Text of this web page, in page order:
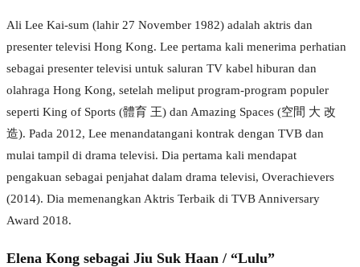
Ali Lee Kai-sum (lahir 27 November 1982) adalah aktris dan
presenter televisi Hong Kong. Lee pertama kali menerima perhatian
sebagai presenter televisi untuk saluran TV kabel hiburan dan
olahraga Hong Kong, setelah meliput program-program populer
seperti King of Sports (體育 王) dan Amazing Spaces (空間 大 改
造). Pada 2012, Lee menandatangani kontrak dengan TVB dan
mulai tampil di drama televisi. Dia pertama kali mendapat
pengakuan sebagai penjahat dalam drama televisi, Overachievers
(2014). Dia memenangkan Aktris Terbaik di TVB Anniversary
Award 2018.
Elena Kong sebagai Jiu Suk Haan / “Lulu”